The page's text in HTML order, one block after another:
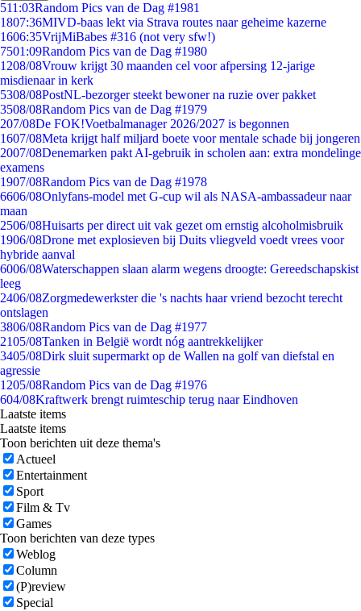
511:03Random Pics van de Dag #1981
1807:36MIVD-baas lekt via Strava routes naar geheime kazerne
1606:35VrijMiBabes #316 (not very sfw!)
7501:09Random Pics van de Dag #1980
1208/08Vrouw krijgt 30 maanden cel voor afpersing 12-jarige
misdienaar in kerk
5308/08PostNL-bezorger steekt bewoner na ruzie over pakket
3508/08Random Pics van de Dag #1979
207/08De FOK!Voetbalmanager 2026/2027 is begonnen
1607/08Meta krijgt half miljard boete voor mentale schade bij jongeren
2007/08Denemarken pakt AI-gebruik in scholen aan: extra mondelinge
examens
1907/08Random Pics van de Dag #1978
6606/08Onlyfans-model met G-cup wil als NASA-ambassadeur naar
maan
2506/08Huisarts per direct uit vak gezet om ernstig alcoholmisbruik
1906/08Drone met explosieven bij Duits vliegveld voedt vrees voor
hybride aanval
6006/08Waterschappen slaan alarm wegens droogte: Gereedschapskist
leeg
2406/08Zorgmedewerkster die 's nachts haar vriend bezocht terecht
ontslagen
3806/08Random Pics van de Dag #1977
2105/08Tanken in België wordt nóg aantrekkelijker
3405/08Dirk sluit supermarkt op de Wallen na golf van diefstal en
agressie
1205/08Random Pics van de Dag #1976
604/08Kraftwerk brengt ruimteschip terug naar Eindhoven
Laatste items
Laatste items
Toon berichten uit deze thema's
Actueel
Entertainment
Sport
Film & Tv
Games
Toon berichten van deze types
Weblog
Column
(P)review
Special